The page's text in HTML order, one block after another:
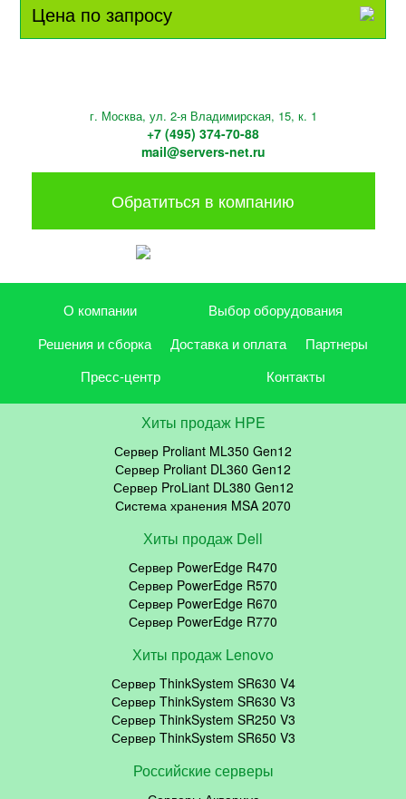
Цена по запросу
г. Москва, ул. 2-я Владимирская, 15, к. 1
+7 (495) 374-70-88
mail@servers-net.ru
Обратиться в компанию
О компании
Выбор оборудования
Решения и сборка
Доставка и оплата
Партнеры
Пресс-центр
Контакты
Хиты продаж HPE
Сервер Proliant ML350 Gen12
Сервер Proliant DL360 Gen12
Сервер ProLiant DL380 Gen12
Система хранения MSA 2070
Хиты продаж Dell
Сервер PowerEdge R470
Сервер PowerEdge R570
Сервер PowerEdge R670
Сервер PowerEdge R770
Хиты продаж Lenovo
Сервер ThinkSystem SR630 V4
Сервер ThinkSystem SR630 V3
Сервер ThinkSystem SR250 V3
Сервер ThinkSystem SR650 V3
Российские серверы